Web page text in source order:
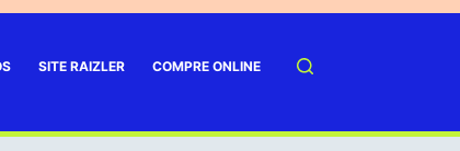
SITE RAIZLER COMPRE ONLINE